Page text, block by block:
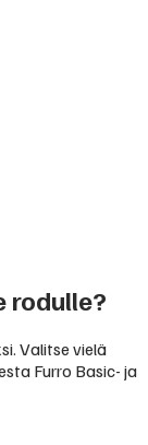
rodulle?
Valitse vielä
Furro Basic- ja